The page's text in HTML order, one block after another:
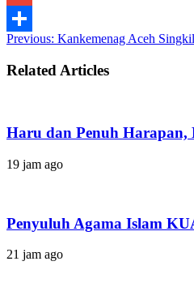
Gmail
Share
Previous: Kankemenag Aceh
Related Articles
Haru dan Penuh Harapan,
19 jam ago
Penyuluh Agama Islam
21 jam ago